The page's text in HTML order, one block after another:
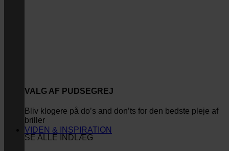
VALG AF PUDSEGREJ
Bliv klogere på do’s and don’ts for den bedste pleje af
briller
SE ALLE INDLÆG
VIDEN & INSPIRATION